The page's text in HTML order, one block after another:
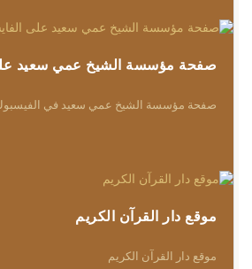
صفحة مؤسسة الشيخ عمي سعيد
صفحة مؤسسة الشيخ عمي سعيد في
موقع دار القرآن الكريم
موقع دار القرآن الكريم